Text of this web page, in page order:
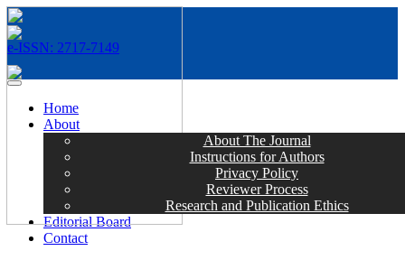
e-ISSN: 2717-7149
MENÜ
Home
About
About The Journal
Instructions for Authors
Privacy Policy
Reviewer Process
Research and Publication Ethics
Editorial Board
Contact